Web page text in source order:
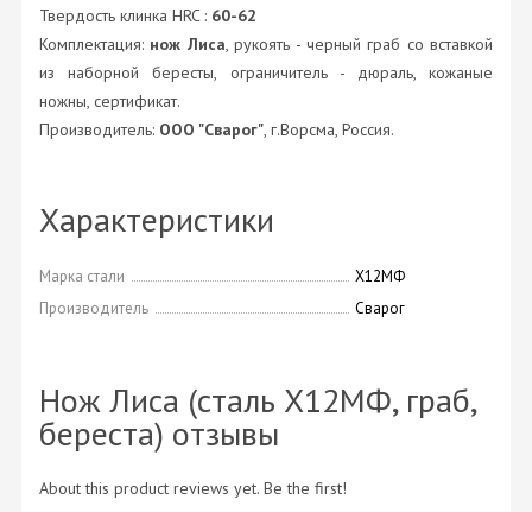
Твердость клинка HRC : 60-62
Комплектация: нож Лиса, рукоять - черный граб со вставкой
из наборной бересты, ограничитель - дюраль, кожаные
ножны, сертификат.
Производитель: ООО "Сварог", г.Ворсма, Россия.
Характеристики
Марка стали
Х12МФ
Производитель
Сварог
Нож Лиса (сталь Х12МФ, граб,
береста) отзывы
About this product reviews yet. Be the first!